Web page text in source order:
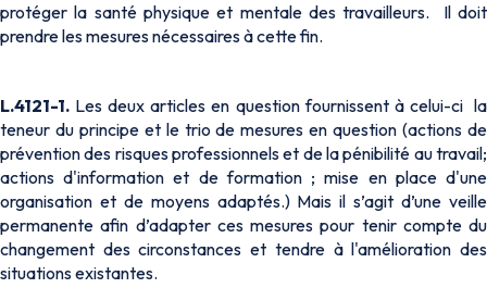
protéger la santé physique et mentale des travailleurs. Il doit
prendre les mesures nécessaires à cette fin.
L.4121-1. Les deux articles en question fournissent à celui-ci la
teneur du principe et le trio de mesures en question (actions de
prévention des risques professionnels et de la pénibilité au travail;
actions d'information et de formation ; mise en place d'une
organisation et de moyens adaptés.) Mais il s’agit d’une veille
permanente afin d’adapter ces mesures pour tenir compte du
changement des circonstances et tendre à l'amélioration des
situations existantes.